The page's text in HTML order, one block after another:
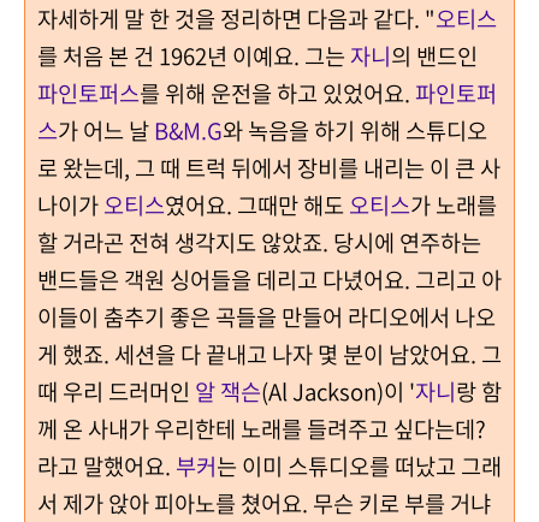
자세하게 말 한 것을 정리하면 다음과 같다. "오티스
를 처음 본 건 1962년 이예요. 그는 자니의 밴드인
파인토퍼스를 위해 운전을 하고 있었어요.파인토퍼
스가 어느 날B&M.G와 녹음을 하기 위해 스튜디오
로 왔는데, 그 때 트럭 뒤에서 장비를 내리는 이 큰 사
나이가오티스였어요. 그때만 해도오티스가 노래를
할 거라곤 전혀 생각지도 않았죠. 당시에 연주하는
밴드들은 객원 싱어들을 데리고 다녔어요. 그리고 아
이들이 춤추기 좋은 곡들을 만들어 라디오에서 나오
게 했죠. 세션을 다 끝내고 나자 몇 분이 남았어요. 그
때 우리 드러머인 알 잭슨(Al Jackson)이 '자니랑 함
께 온 사내가 우리한테 노래를 들려주고 싶다는데?
라고 말했어요. 부커는 이미 스튜디오를 떠났고 그래
서 제가 앉아 피아노를 쳤어요. 무슨 키로 부를 거냐